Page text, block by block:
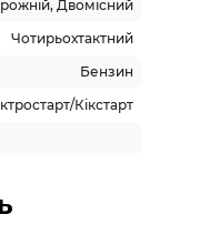
Двомісний
Чотирьохтактний
Бензин
Кікстарт